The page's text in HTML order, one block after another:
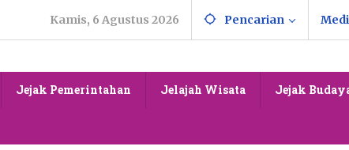
Kamis, 6 Agustus 2026 Pencarian
Jejak Pemerintahan Jelajah Wisata Jejak